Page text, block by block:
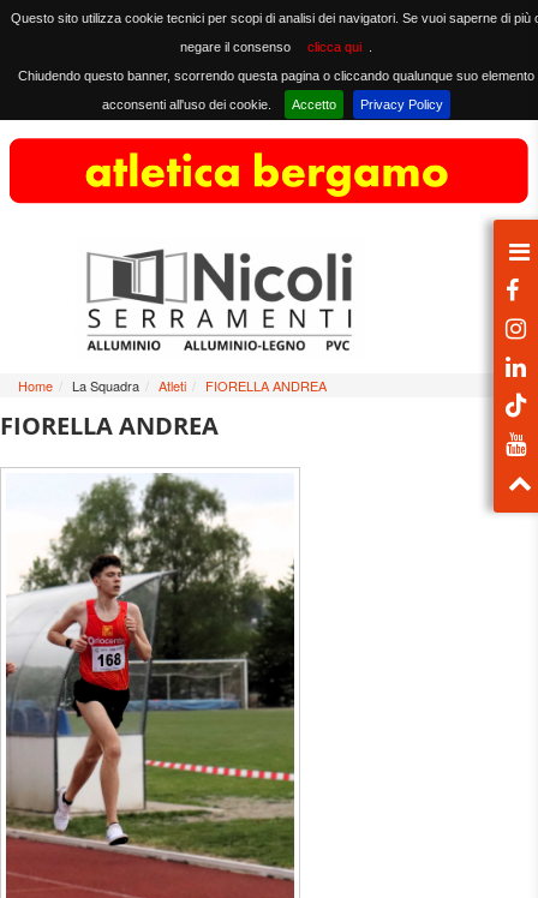
Questo sito utilizza cookie tecnici per scopi di analisi dei navigatori. Se vuoi saperne di più
negare il consenso
clicca qui
Chiudendo questo banner, scorrendo questa pagina o cliccando qualunque suo elemento
acconsenti all'uso dei cookie.
Accetto Privacy Policy
Home / La Squadra / Atleti / FIORELLA ANDREA
FIORELLA ANDREA